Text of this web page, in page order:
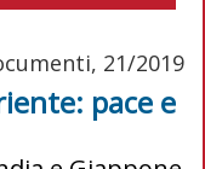
21/2019
pace e